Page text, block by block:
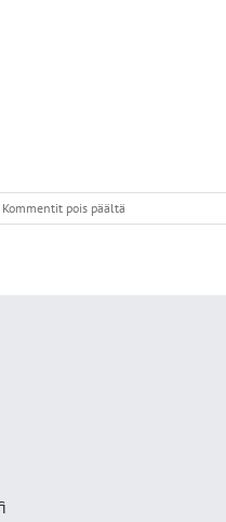
Kommentit pois päältä
IMG_9107